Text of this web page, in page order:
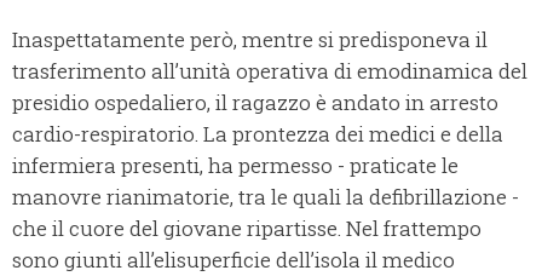
Inaspettatamente però, mentre si predisponeva il
trasferimento all’unità operativa di emodinamica del
presidio ospedaliero, il ragazzo è andato in arresto
cardio-respiratorio. La prontezza dei medici e della
infermiera presenti, ha permesso - praticate le
manovre rianimatorie, tra le quali la defibrillazione -
che il cuore del giovane ripartisse. Nel frattempo
sono giunti all’elisuperficie dell’isola il medico